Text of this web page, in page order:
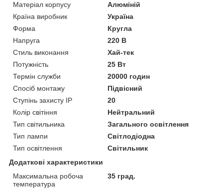
Матеріал корпусу
Алюміній
Країна виробник
Україна
Форма
Кругла
Напруга
220 В
Стиль виконання
Хай-тек
Потужність
25 Вт
Термін служби
20000 годин
Спосіб монтажу
Підвісний
Ступінь захисту IP
20
Колір світіння
Нейтральний
Тип світильника
Загального освітлення
Тип лампи
Світлодіодна
Тип освітлення
Світильник
Додаткові характеристики
Максимальна робоча
температура
35 град.